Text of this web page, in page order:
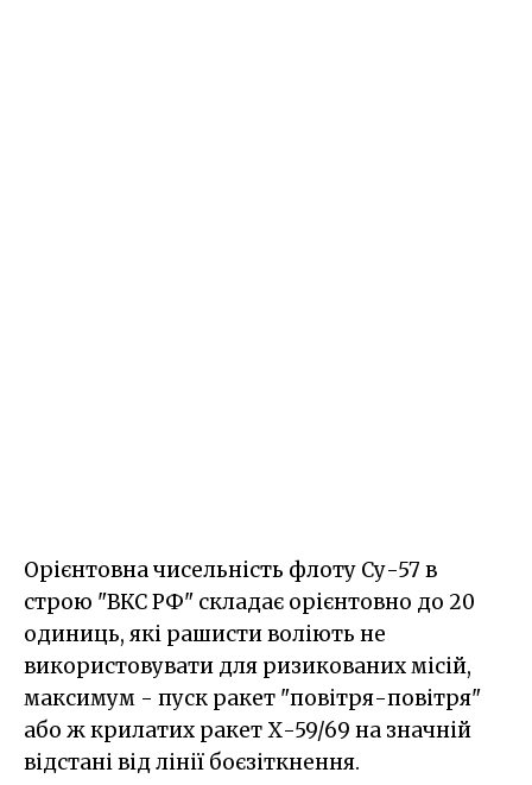
Орієнтовна чисельність флоту Су-57 в
строю "ВКС РФ" складає орієнтовно до 20
одиниць, які рашисти воліють не
використовувати для ризикованих місій,
максимум - пуск ракет "повітря-повітря"
або ж крилатих ракет Х-59/69 на значній
відстані від лінії боєзіткнення.